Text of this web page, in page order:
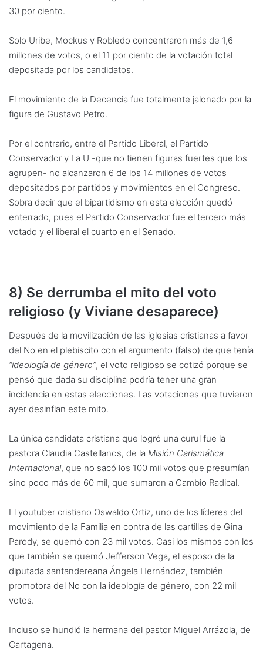
30 por ciento.
Solo Uribe, Mockus y Robledo concentraron más de 1,6
millones de votos, o el 11 por ciento de la votación total
depositada por los candidatos.
El movimiento de la Decencia fue totalmente jalonado por la
figura de Gustavo Petro.
Por el contrario, entre el Partido Liberal, el Partido
Conservador y La U -que no tienen figuras fuertes que los
agrupen- no alcanzaron 6 de los 14 millones de votos
depositados por partidos y movimientos en el Congreso.
Sobra decir que el bipartidismo en esta elección quedó
enterrado, pues el Partido Conservador fue el tercero más
votado y el liberal el cuarto en el Senado.
8) Se derrumba el mito del voto
religioso (y Viviane desaparece)
Después de la movilización de las iglesias cristianas a favor
del No en el plebiscito con el argumento (falso) de que tenía
“ideología de género”, el voto religioso se cotizó porque se
pensó que dada su disciplina podría tener una gran
incidencia en estas elecciones. Las votaciones que tuvieron
ayer desinflan este mito.
La única candidata cristiana que logró una curul fue la
pastora Claudia Castellanos, de la Misión Carismática
Internacional, que no sacó los 100 mil votos que presumían
sino poco más de 60 mil, que sumaron a Cambio Radical.
El youtuber cristiano Oswaldo Ortiz, uno de los líderes del
movimiento de la Familia en contra de las cartillas de Gina
Parody, se quemó con 23 mil votos. Casi los mismos con los
que también se quemó Jefferson Vega, el esposo de la
diputada santandereana Ángela Hernández, también
promotora del No con la ideología de género, con 22 mil
votos.
Incluso se hundió la hermana del pastor Miguel Arrázola, de
Cartagena.